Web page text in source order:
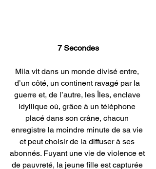
7 Secondes
Mila vit dans un monde divisé entre,
d’un côté, un continent ravagé par la
guerre et, de l’autre, les Îles, enclave
idyllique où, grâce à un téléphone
placé dans son crâne, chacun
enregistre la moindre minute de sa vie
et peut choisir de la diffuser à ses
abonnés. Fuyant une vie de violence et
de pauvreté, la jeune fille est capturée